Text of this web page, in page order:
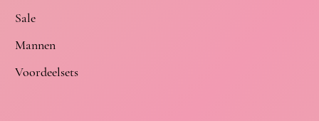
Sale
Mannen
Voordeelsets